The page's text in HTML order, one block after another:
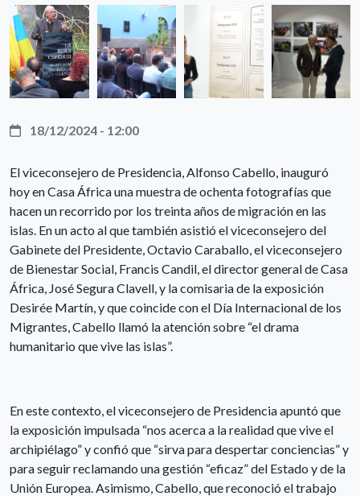
18/12/2024 - 12:00
El viceconsejero de Presidencia, Alfonso Cabello, inauguró
hoy en Casa África una muestra de ochenta fotografías que
hacen un recorrido por los treinta años de migración en las
islas. En un acto al que también asistió el viceconsejero del
Gabinete del Presidente, Octavio Caraballo, el viceconsejero
de Bienestar Social, Francis Candil, el director general de Casa
África, José Segura Clavell, y la comisaria de la exposición
Desirée Martín, y que coincide con el Día Internacional de los
Migrantes, Cabello llamó la atención sobre “el drama
humanitario que vive las islas”.
En este contexto, el viceconsejero de Presidencia apuntó que
la exposición impulsada “nos acerca a la realidad que vive el
archipiélago” y confió que “sirva para despertar conciencias” y
para seguir reclamando una gestión “eficaz” del Estado y de la
Unión Europea. Asimismo, Cabello, que reconoció el trabajo